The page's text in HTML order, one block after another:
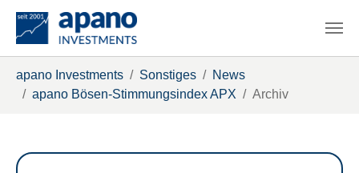
apano Investments Sonstiges
News
apano Bösen-Stimmungsindex APX
Archiv